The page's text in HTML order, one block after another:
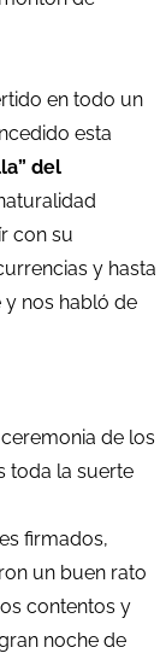
en todo un
esta
del
con su
y hasta
y nos habló de
de los
toda la suerte
firmados,
un buen rato
contentos y
noche de